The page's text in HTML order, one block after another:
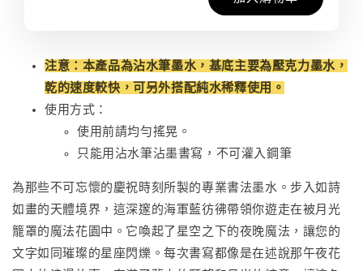
注意：本產品為沾水筆墨水，基底主要為壓克力墨水，
乾的速度較快，可另外搭配純水稀釋使用。
使用方式：
使用前請均勻搖晃。
只能用沾水筆沾墨書寫，不可灌入鋼筆
為那些不可忘懷的慶祝時刻所製的專業書法墨水。步入如詩
如畫的天體境界，這深邃的海軍藍彷彿帶領你遊走在被月光
籠罩的魔法花園中。它喚起了星空之下的夜晚魔法，讓您的
文字如同璀璨的星座閃爍。每次書寫都像是在述說那午夜花